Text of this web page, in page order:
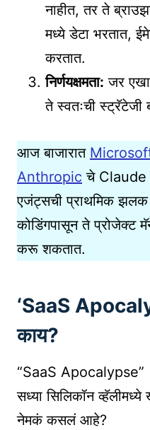
नाहीत, तर ते
मध्ये डेटा भरतात,
करतात.
निर्णयक्षमता: जर
ते स्वतःची स्ट्रॅटेजी
आज बाजारात
Anthropic चे Claude
एजंट्सची प्राथमिक
कोडिंगपासून ते प्रोजेक्ट
करू शकतात.
‘SaaS
काय?
“SaaS Apocalypse”
सध्या सिलिकॉन
नेमकं कसलं आहे?